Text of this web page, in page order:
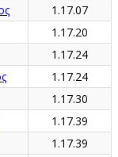
1.17.07
1.17.20
1.17.24
1.17.24
1.17.30
1.17.39
1.17.39